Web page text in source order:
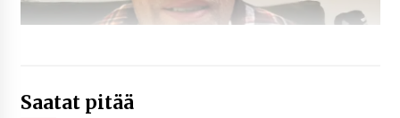
Saatat pitää